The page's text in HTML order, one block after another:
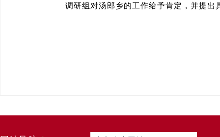
调研组对汤郎乡的工作给予肯定，并提